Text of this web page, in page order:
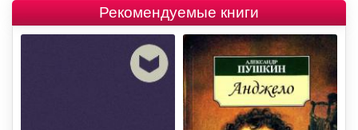
Рекомендуемые книги